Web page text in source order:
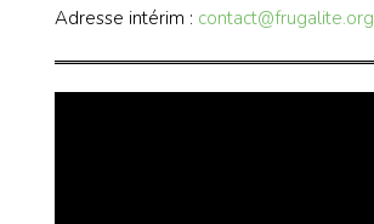
Adresse intérim : contact@frugalite.org